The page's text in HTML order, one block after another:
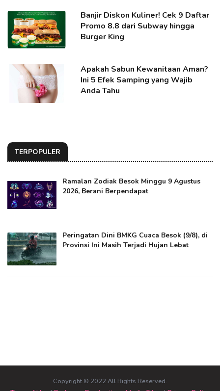
Banjir Diskon Kuliner! Cek 9 Daftar
Promo 8.8 dari Subway hingga
Burger King
Apakah Sabun Kewanitaan Aman?
Ini 5 Efek Samping yang Wajib
Anda Tahu
TERPOPULER
Ramalan Zodiak Besok Minggu 9 Agustus
2026, Berani Berpendapat
Peringatan Dini BMKG Cuaca Besok (9/8), di
Provinsi Ini Masih Terjadi Hujan Lebat
Copyright © 2022 All Rights Reserved.